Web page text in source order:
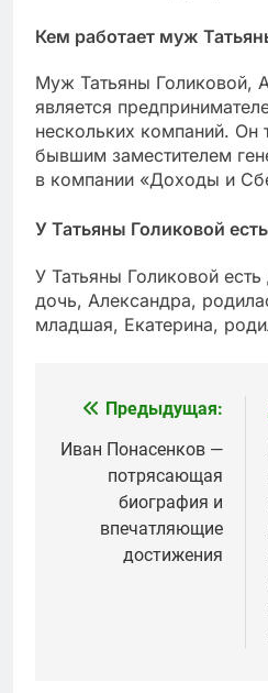
Кем работает муж
Муж Татьяны Голиковой,
является
нескольких компаний. Он
бывшим заместителем
в компании «Доходы и
У Татьяны Голиковой
У Татьяны Голиковой
дочь, Александра,
младшая, Екатерина,
Навигация
по
записям
Предыдущая:
Иван Понасенков —
потрясающая
биография и
впечатляющие
достижения